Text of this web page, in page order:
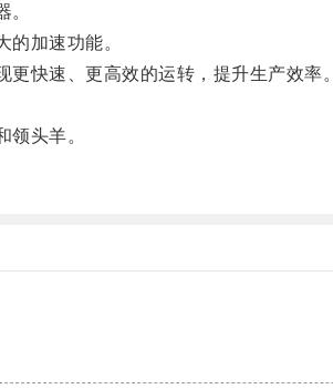
加速功能。
快速、更高效的运转，提升生产效率。
头羊。